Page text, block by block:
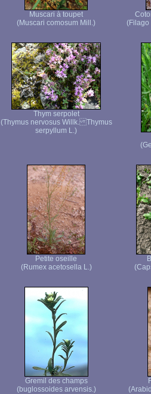
Muscari à toupet
(Muscari comosum Mill.)
Thym serpolet
(Thymus nervosus Willk. Thymus
serpyllum L.)
Petite oseille
(Rumex acetosella L.)
Gremil des champs
(buglossoides arvensis.)